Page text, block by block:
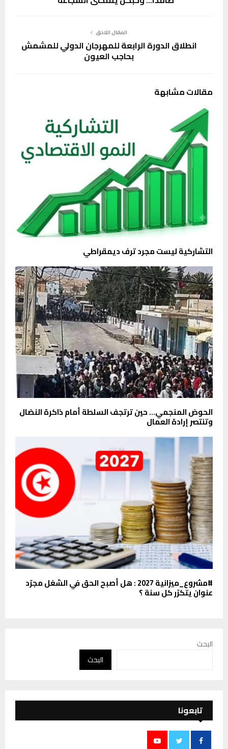
المقال اللاحق
انطلاق الدورة الرابعة للمهرجان الدولي للمشمش
بحاجب العيون
مقالات مشابهة
التشاركية ليست مجرد ترف ديمقراطي
الحوض المنجمي… حين ترتجف السلطة أمام ذاكرة النضال
وتنتصر إرادة العمال
#مشروع_ميزانية 2027 : هل أصبح الحق في الشغل مجرّد
عنوان يتكرّر كل سنة ؟
البحث
البحث
تابعونا